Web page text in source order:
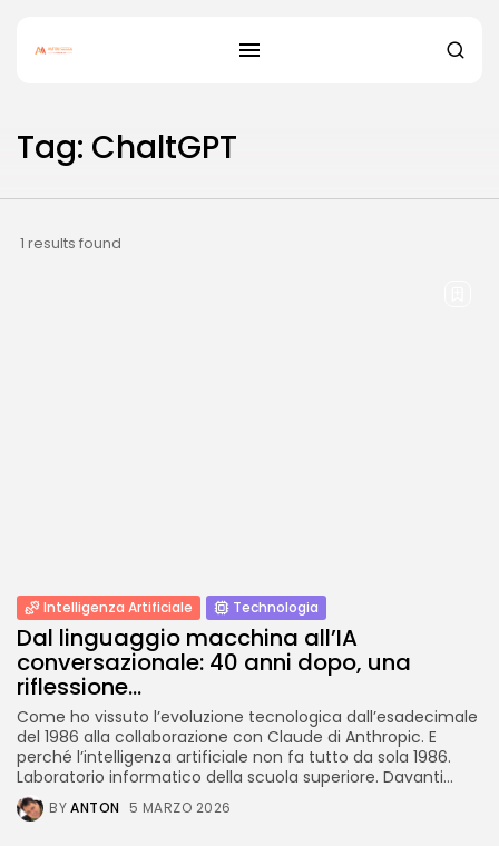
Tag: ChaltGPT
1 results found
Intelligenza Artificiale Technologia
Dal linguaggio macchina all’IA
conversazionale: 40 anni dopo, una
riflessione...
Come ho vissuto l’evoluzione tecnologica dall’esadecimale
del 1986 alla collaborazione con Claude di Anthropic. E
perché l’intelligenza artificiale non fa tutto da sola 1986.
Laboratorio informatico della scuola superiore. Davanti...
BYANTON 5 MARZO 2026